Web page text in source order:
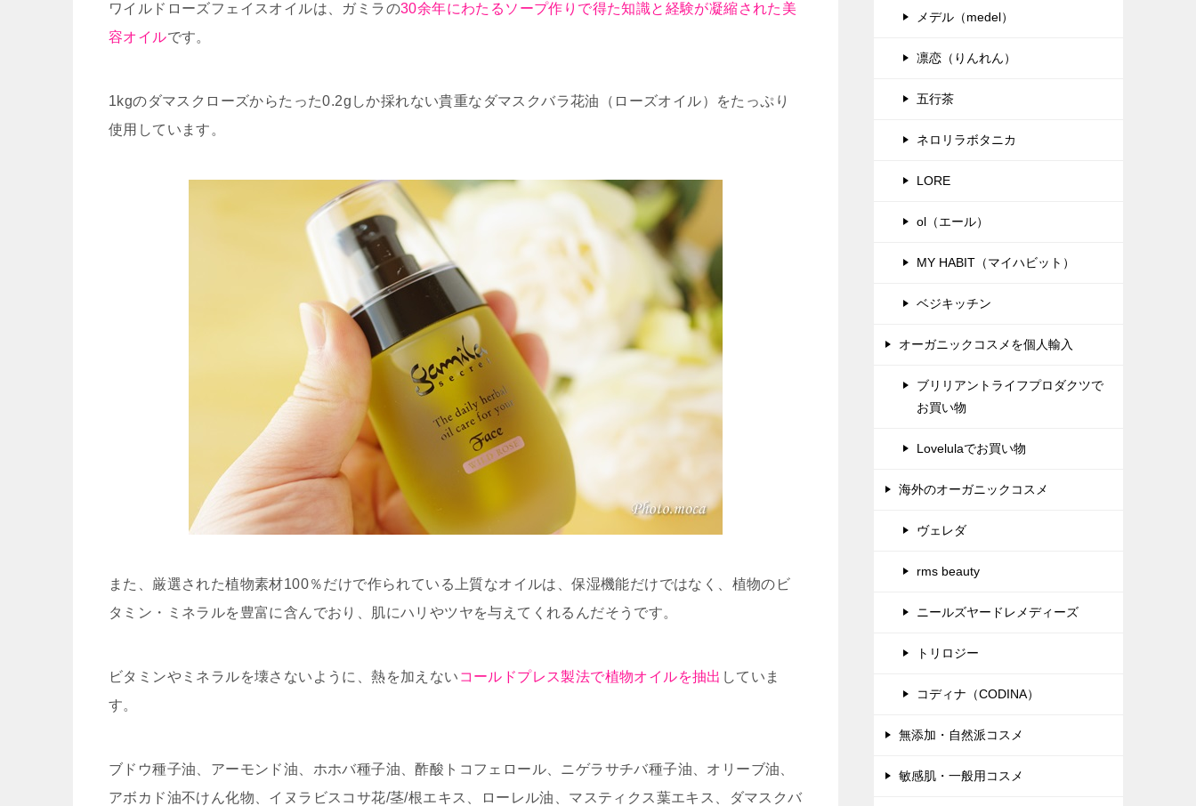
ワイルドローズフェイスオイルは、ガミラの30余年にわたるソープ作りで得た知識と経験が凝縮された美
容オイルです。
1kgのダマスクローズからたった0.2gしか採れない貴重なダマスクバラ花油（ローズオイル）をたっぷり
使用しています。
また、厳選された植物素材100％だけで作られている上質なオイルは、保湿機能だけではなく、植物のビ
タミン・ミネラルを豊富に含んでおり、肌にハリやツヤを与えてくれるんだそうです。
ビタミンやミネラルを壊さないように、熱を加えない コールドプレス製法で植物オイルを抽出 していま
す。
ブドウ種子油、アーモンド油、ホホバ種子油、酢酸トコフェロール、ニゲラサチバ種子油、オリーブ油、
アボカド油不けん化物、イヌラビスコサ花/茎/根エキス、ローレル油、マスティクス葉エキス、ダマスクバ
メデル（medel）
凛恋（りんれん）
五行茶
ネロリラボタニカ
LORE
ol（エール）
MY HABIT（マイハビット）
ベジキッチン
オーガニックコスメを個人輸入
ブリリアントライフプロダクツで
お買い物
Lovelulaでお買い物
海外のオーガニックコスメ
ヴェレダ
rms beauty
ニールズヤードレメディーズ
トリロジー
コディナ（CODINA）
無添加・自然派コスメ
敏感肌・一般用コスメ